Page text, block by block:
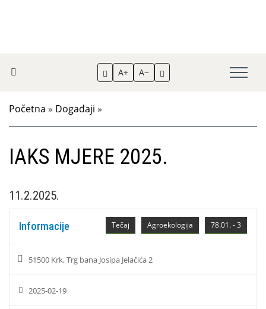
A+ A−
Početna » Događaji »
IAKS MJERE 2025.
11.2.2025.
78.01. - 3
Agroekologija
Tečaj
Informacije
51500 Krk, Trg bana Josipa Jelačića 2
2025-02-19